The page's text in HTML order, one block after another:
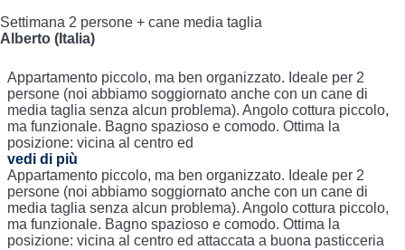
Settimana 2 persone + cane media taglia
Alberto (Italia)
Appartamento piccolo, ma ben organizzato. Ideale per 2
persone (noi abbiamo soggiornato anche con un cane di
media taglia senza alcun problema). Angolo cottura piccolo,
ma funzionale. Bagno spazioso e comodo. Ottima la
posizione: vicina al centro ed
vedi di più
Appartamento piccolo, ma ben organizzato. Ideale per 2
persone (noi abbiamo soggiornato anche con un cane di
media taglia senza alcun problema). Angolo cottura piccolo,
ma funzionale. Bagno spazioso e comodo. Ottima la
posizione: vicina al centro ed attaccata a buona pasticceria